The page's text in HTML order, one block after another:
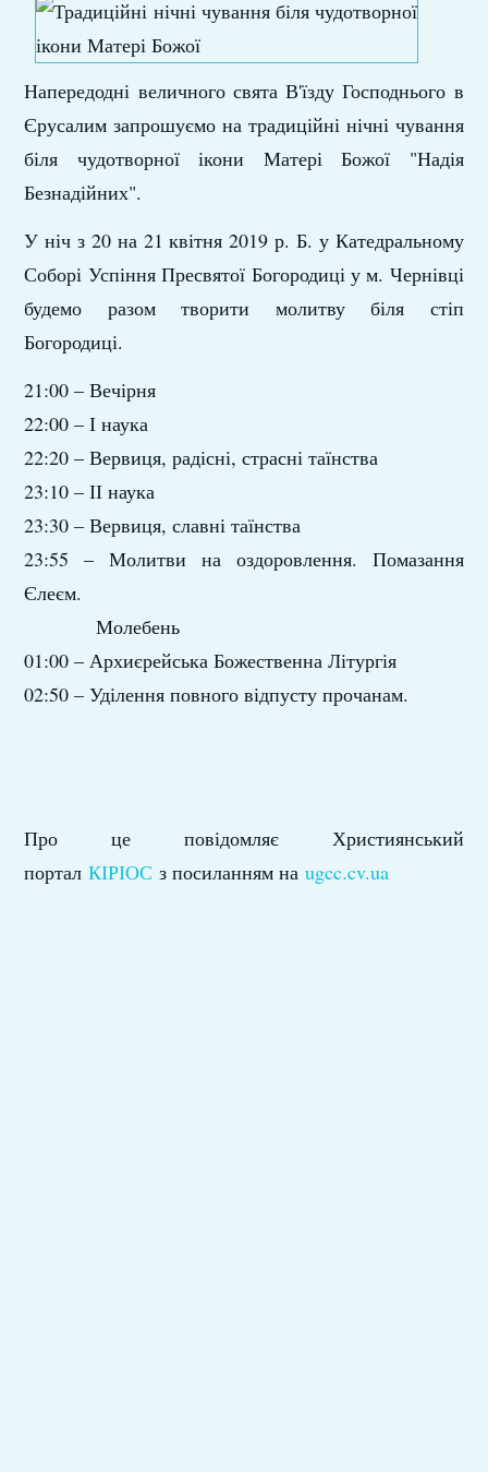
Напередодні величного свята В'їзду Господнього в
Єрусалим запрошуємо на традиційні нічні чування
біля чудотворної ікони Матері Божої "Надія
Безнадійних".
У ніч з 20 на 21 квітня 2019 р. Б. у Катедральному
Соборі Успіння Пресвятої Богородиці у м. Чернівці
будемо разом творити молитву біля стіп
Богородиці.
21:00 – Вечірня
22:00 – І наука
22:20 – Вервиця, радісні, страсні таїнства
23:10 – ІІ наука
23:30 – Вервиця, славні таїнства
23:55 – Молитви на оздоровлення. Помазання
Єлеєм.
Молебень
01:00 – Архиєрейська Божественна Літургія
02:50 – Уділення повного відпусту прочанам.
Про це повідомляє Християнський
порталКІРІОС з посиланням на ugcc.cv.ua